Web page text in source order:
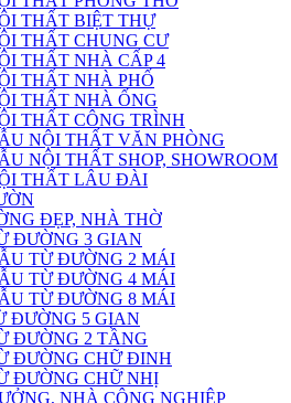
THẤT BIỆT THỰ
THẤT CHUNG CƯ
THẤT NHÀ CẤP 4
THẤT NHÀ PHỐ
THẤT NHÀ ỐNG
THẤT CÔNG TRÌNH
NỘI THẤT VĂN PHÒNG
NỘI THẤT SHOP, SHOWROOM
THẤT LÂU ĐÀI
ĐẸP, NHÀ THỜ
ĐƯỜNG 3 GIAN
TỪ ĐƯỜNG 2 MÁI
TỪ ĐƯỜNG 4 MÁI
TỪ ĐƯỜNG 8 MÁI
ĐƯỜNG 5 GIAN
ĐƯỜNG 2 TẦNG
ĐƯỜNG CHỮ ĐINH
ĐƯỜNG CHỮ NHỊ
NHÀ CÔNG NGHIỆP